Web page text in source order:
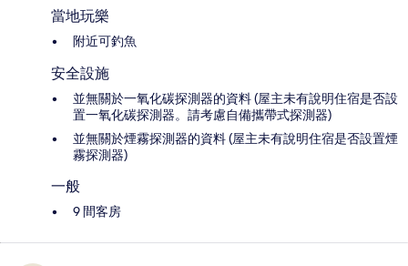
當地玩樂
附近可釣魚
安全設施
並無關於一氧化碳探測器的資料 (屋主未有說明住宿是否設
置一氧化碳探測器。請考慮自備攜帶式探測器)
並無關於煙霧探測器的資料 (屋主未有說明住宿是否設置煙
霧探測器)
一般
9 間客房